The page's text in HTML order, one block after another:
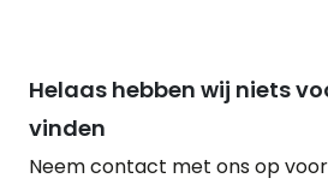
Helaas hebben wij niets
vinden
Neem contact met ons op